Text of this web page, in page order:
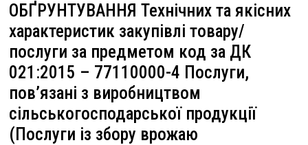
ОБҐРУНТУВАННЯ Технічних та якісних
характеристик закупівлі товару/
послуги за предметом код за ДК
021:2015 – 77110000-4 Послуги,
пов’язані з виробництвом
сільськогосподарської продукції
(Послуги із збору врожаю